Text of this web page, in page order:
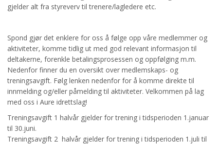
gjelder alt fra styreverv til trenere/lagledere etc.
Spond gjør det enklere for oss å følge opp våre medlemmer og
aktiviteter, komme tidlig ut med god relevant informasjon til
deltakerne, forenkle betalingsprosessen og oppfølging m.m.
Nedenfor finner du en oversikt over medlemskaps- og
treningsavgift. Følg lenken nedenfor for å komme direkte til
innmelding og/eller påmelding til aktiviteter. Velkommen på lag
med oss i Aure idrettslag!
Treningsavgift 1 halvår gjelder for trening i tidsperioden 1.januar
til 30.juni.
Treningsavgift 2 halvår gjelder for trening i tidsperioden 1.juli til